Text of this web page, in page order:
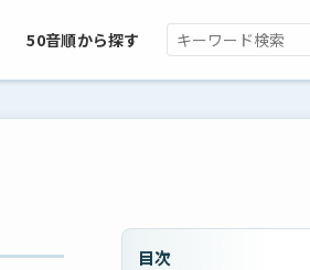
50音順から探す
目次